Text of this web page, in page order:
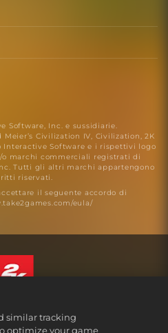
Software, Inc. e sussidiarie.
Civilization IV, Civilization, 2K
Interactive Software e i rispettivi logo
marchi commerciali registrati di
Tutti gli altri marchi appartengono
riservati.
il seguente accordo di
eula/
legali
Italiano
similar tracking
optimize your game